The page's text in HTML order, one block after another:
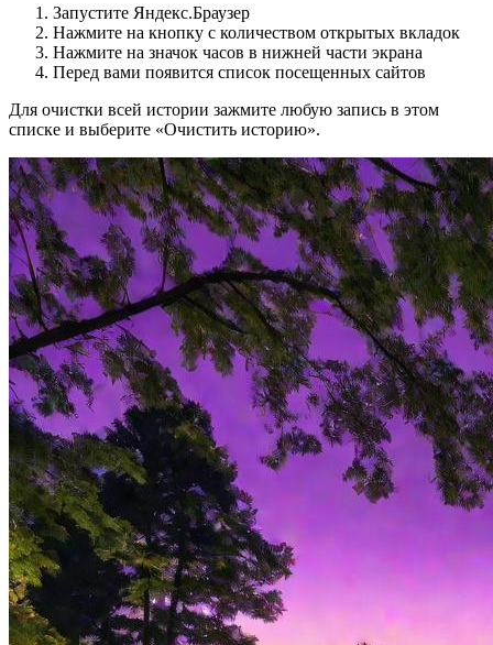
Запустите Яндекс.Браузер
Нажмите на кнопку с количеством открытых вкладок
Нажмите на значок часов в нижней части экрана
Перед вами появится список посещенных сайтов
Для очистки всей истории зажмите любую запись в этом
списке и выберите «Очистить историю».